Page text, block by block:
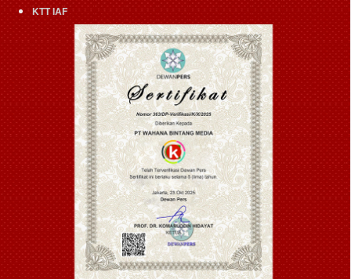
KTT IAF